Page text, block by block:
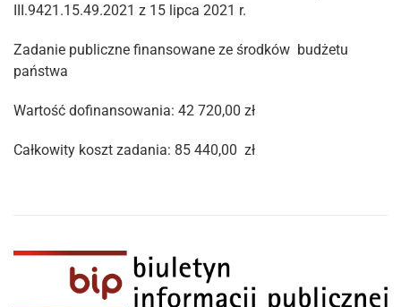
III.9421.15.49.2021 z 15 lipca 2021 r.
Zadanie publiczne finansowane ze środków budżetu
państwa
Wartość dofinansowania: 42 720,00 zł
Całkowity koszt zadania: 85 440,00 zł